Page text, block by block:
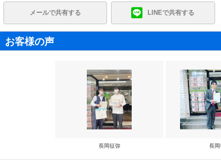
メールで共有する LINEで共有する
お客様の声
長岡征弥 長岡